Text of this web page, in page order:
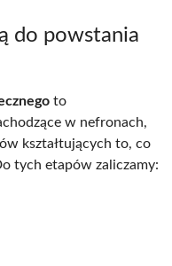
do powstania
to
w nefronach,
kształtujących to, co
tych etapów zaliczamy: